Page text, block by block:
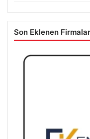
Son Eklenen Firmalar